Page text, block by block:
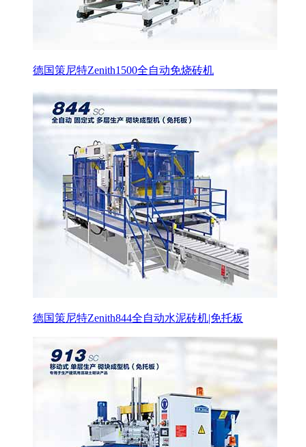
德国策尼特Zenith1500全自动免烧砖机
德国策尼特Zenith844全自动水泥砖机|免托板